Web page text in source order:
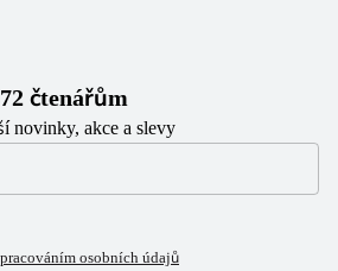
čtenářům
novinky, akce a slevy
osobních údajů